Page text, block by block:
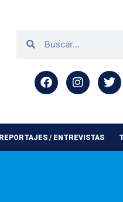
REPORTAJES / ENTREVISTAS